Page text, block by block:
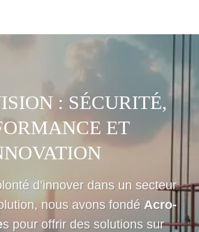
: SÉCURITÉ,
ET
d’innover dans un secteur
nous avons fondé Acro-
s pour offrir des solutions sur